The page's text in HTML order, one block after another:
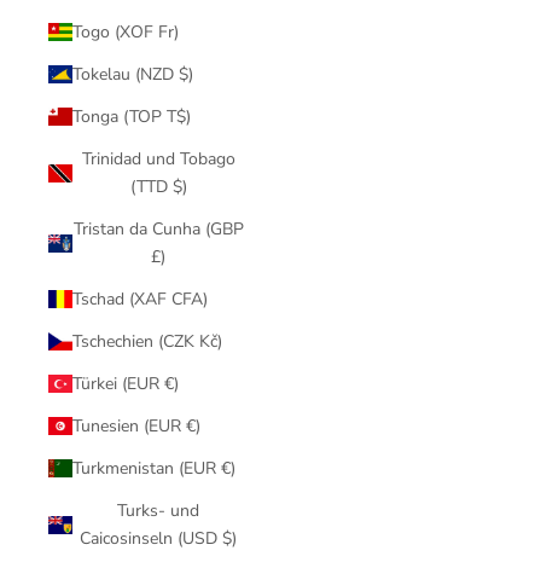
Togo (XOF Fr)
Tokelau (NZD $)
Tonga (TOP T$)
Trinidad und Tobago
(TTD $)
Tristan da Cunha (GBP
£)
Tschad (XAF CFA)
Tschechien (CZK Kč)
Türkei (EUR €)
Tunesien (EUR €)
Turkmenistan (EUR €)
Turks- und
Caicosinseln (USD $)